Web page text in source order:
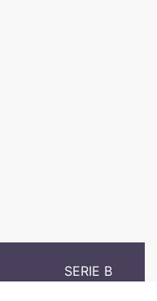
SERIE B